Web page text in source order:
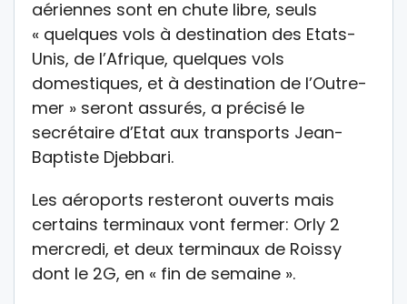
aériennes sont en chute libre, seuls
« quelques vols à destination des Etats-
Unis, de l’Afrique, quelques vols
domestiques, et à destination de l’Outre-
mer » seront assurés, a précisé le
secrétaire d’Etat aux transports Jean-
Baptiste Djebbari.
Les aéroports resteront ouverts mais
certains terminaux vont fermer: Orly 2
mercredi, et deux terminaux de Roissy
dont le 2G, en « fin de semaine ».